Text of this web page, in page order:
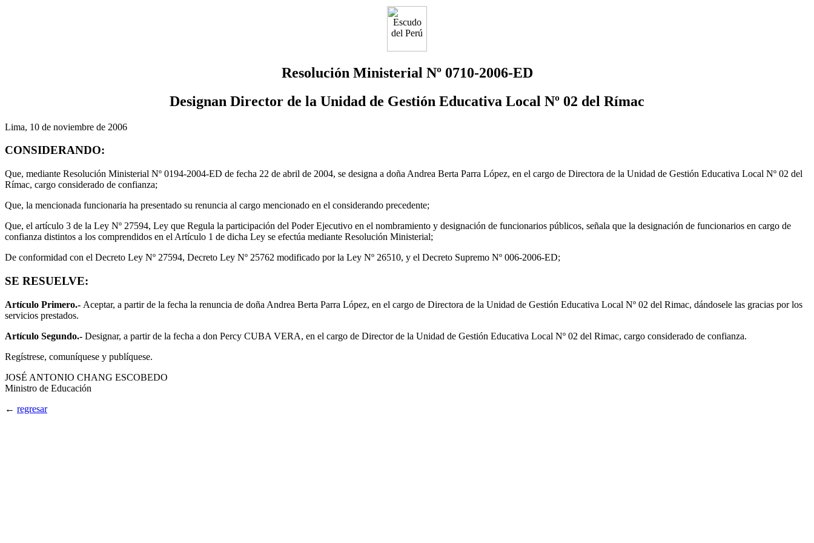
Resolución Ministerial Nº 0710-2006-ED
Designan Director de la Unidad de Gestión Educativa Local Nº 02 del Rímac
Lima, 10 de noviembre de 2006
CONSIDERANDO:
Que, mediante Resolución Ministerial Nº 0194-2004-ED de fecha 22 de abril de 2004, se designa a doña Andrea Berta Parra López, en el cargo de Directora de la Unidad de Gestión Educativa Local Nº 02 del
Rímac, cargo considerado de confianza;
Que, la mencionada funcionaria ha presentado su renuncia al cargo mencionado en el considerando precedente;
Que, el artículo 3 de la Ley Nº 27594, Ley que Regula la participación del Poder Ejecutivo en el nombramiento y designación de funcionarios públicos, señala que la designación de funcionarios en cargo de
confianza distintos a los comprendidos en el Artículo 1 de dicha Ley se efectúa mediante Resolución Ministerial;
De conformidad con el Decreto Ley Nº 27594, Decreto Ley Nº 25762 modificado por la Ley Nº 26510, y el Decreto Supremo Nº 006-2006-ED;
SE RESUELVE:
Artículo Primero.- Aceptar, a partir de la fecha la renuncia de doña Andrea Berta Parra López, en el cargo de Directora de la Unidad de Gestión Educativa Local Nº 02 del Rimac, dándosele las gracias por los
servicios prestados.
Artículo Segundo.- Designar, a partir de la fecha a don Percy CUBA VERA, en el cargo de Director de la Unidad de Gestión Educativa Local Nº 02 del Rimac, cargo considerado de confianza.
Regístrese, comuníquese y publíquese.
JOSÉ ANTONIO CHANG ESCOBEDO
Ministro de Educación
← regresar